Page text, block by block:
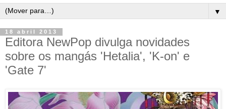
▼
18 abril 2013
Editora NewPop divulga novidades
sobre os mangás 'Hetalia', 'K-on' e
'Gate 7'